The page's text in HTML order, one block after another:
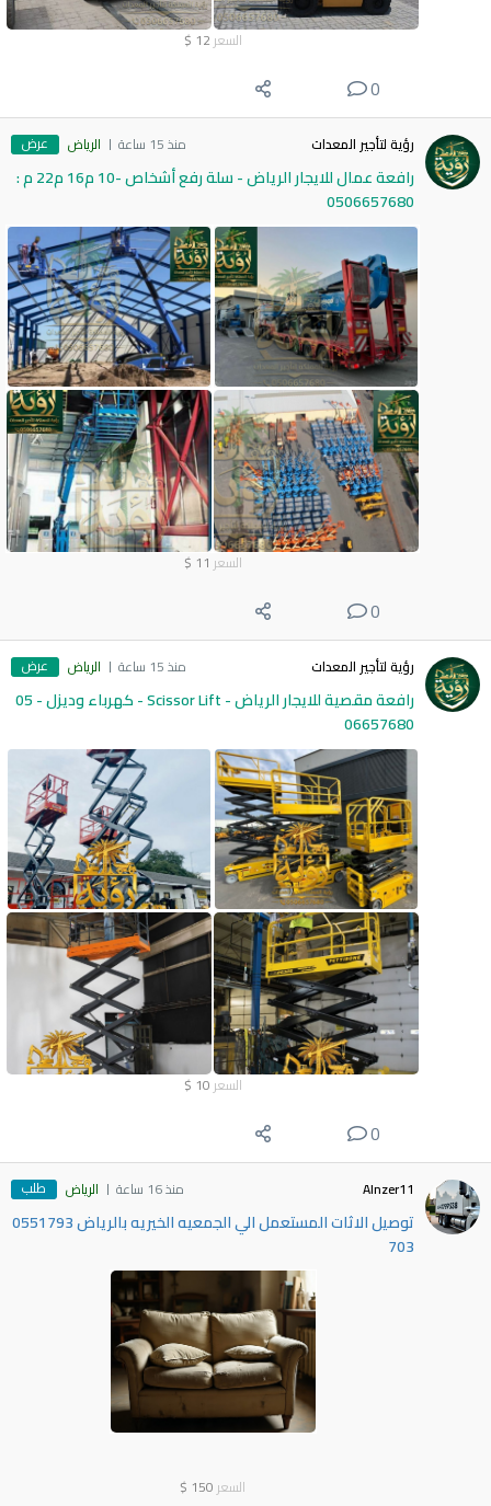
السعر 12
$
0
رؤية لتأجير المعدات منذ 15 ساعة الرياض عرض
رافعة عمال للايجار الرياض - سلة رفع أشخاص -10 م16 م22 م :
0506657680
السعر 11
$
0
رؤية لتأجير المعدات منذ 15 ساعة الرياض عرض
رافعة مقصية للايجار الرياض - Scissor Lift - كهرباء وديزل - 05
06657680
السعر 10
$
0
Alnzer11 منذ 16 ساعة الرياض طلب
توصيل الاثات المستعمل الي الجمعيه الخيريه بالرياض 0551793
703
السعر 150
$